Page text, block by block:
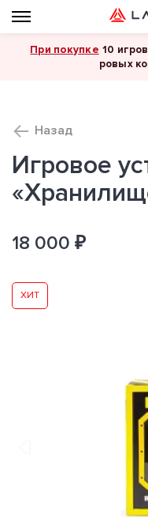
При покупке 10
ровых
Назад
Игровое
18 000 ₽
ХИТ